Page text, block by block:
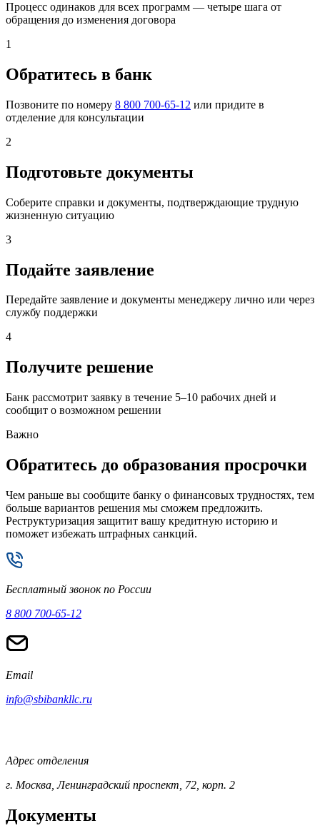
Процесс одинаков для всех программ — четыре шага от
обращения до изменения договора
1
Обратитесь в банк
Позвоните по номеру 8 800 700-65-12 или придите в
отделение для консультации
2
Подготовьте документы
Соберите справки и документы, подтверждающие трудную
жизненную ситуацию
3
Подайте заявление
Передайте заявление и документы менеджеру лично или через
службу поддержки
4
Получите решение
Банк рассмотрит заявку в течение 5–10 рабочих дней и
сообщит о возможном решении
Важно
Обратитесь до образования просрочки
Чем раньше вы сообщите банку о финансовых трудностях, тем
больше вариантов решения мы сможем предложить.
Реструктуризация защитит вашу кредитную историю и
поможет избежать штрафных санкций.
Бесплатный звонок по России
8 800 700-65-12
Email
info@sbibankllc.ru
Адрес отделения
г. Москва, Ленинградский проспект, 72, корп. 2
Документы